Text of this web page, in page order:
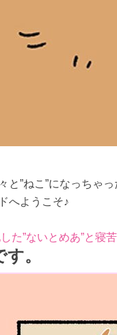
と”ねこ”になっちゃ
へようこそ♪
た”ないとめあ”と寝
。